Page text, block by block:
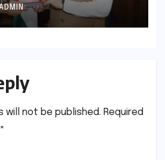
चर्चा
will not be published. Required
*